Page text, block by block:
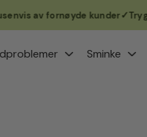
av fornøyde kunder Trygg
Sminke